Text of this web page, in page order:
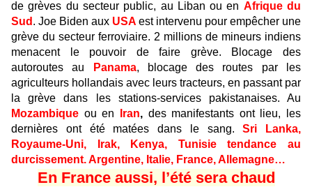
de grèves du secteur public, au Liban ou en Afrique du
Sud . Joe Biden aux USA est intervenu pour empêcher une
grève du secteur ferroviaire. 2 millions de mineurs indiens
menacent le pouvoir de faire grève. Blocage des
autoroutes au
Panama, blocage des routes par les
agriculteurs hollandais avec leurs tracteurs, en passant par
la grève dans les stations-services pakistanaises. Au
Mozambique ou en Iran,des manifestants ont lieu, les
dernières ont été matées dans le sang.Sri Lanka,
Royaume-Uni, Irak, Kenya, Tunisie tendance au
durcissement. Argentine, Italie, France, Allemagne…
En France aussi, l’été sera chaud